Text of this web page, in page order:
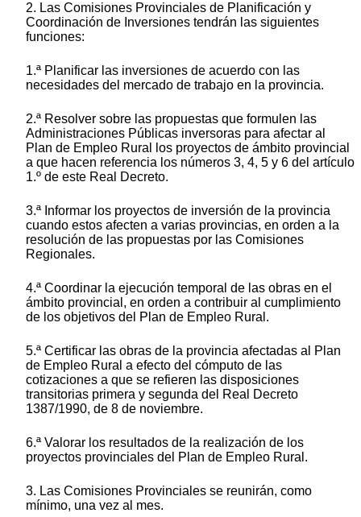
2. Las Comisiones Provinciales de Planificación y
Coordinación de Inversiones tendrán las siguientes
funciones:
1.ª Planificar las inversiones de acuerdo con las
necesidades del mercado de trabajo en la provincia.
2.ª Resolver sobre las propuestas que formulen las
Administraciones Públicas inversoras para afectar al
Plan de Empleo Rural los proyectos de ámbito provincial
a que hacen referencia los números 3, 4, 5 y 6 del artículo
1.º de este Real Decreto.
3.ª Informar los proyectos de inversión de la provincia
cuando estos afecten a varias provincias, en orden a la
resolución de las propuestas por las Comisiones
Regionales.
4.ª Coordinar la ejecución temporal de las obras en el
ámbito provincial, en orden a contribuir al cumplimiento
de los objetivos del Plan de Empleo Rural.
5.ª Certificar las obras de la provincia afectadas al Plan
de Empleo Rural a efecto del cómputo de las
cotizaciones a que se refieren las disposiciones
transitorias primera y segunda del Real Decreto
1387/1990, de 8 de noviembre.
6.ª Valorar los resultados de la realización de los
proyectos provinciales del Plan de Empleo Rural.
3. Las Comisiones Provinciales se reunirán, como
mínimo, una vez al mes.